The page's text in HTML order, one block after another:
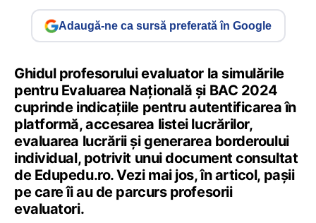
Adaugă-ne ca sursă preferată în Google
Ghidul profesorului evaluator la simulările
pentru Evaluarea Națională și BAC 2024
cuprinde indicațiile pentru autentificarea în
platformă, accesarea listei lucrărilor,
evaluarea lucrării și generarea borderoului
individual, potrivit unui document consultat
de Edupedu.ro. Vezi mai jos, în articol, pașii
pe care îi au de parcurs profesorii
evaluatori.